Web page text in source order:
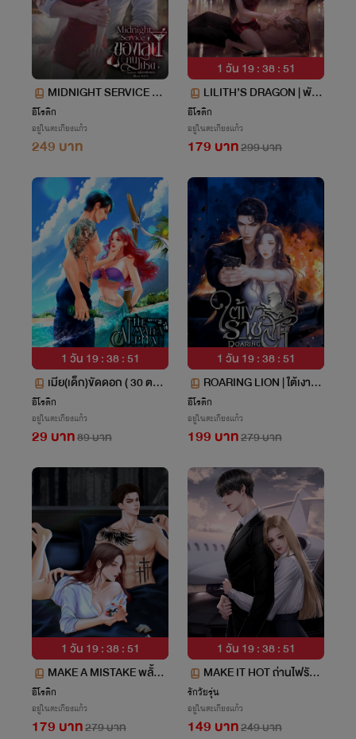
MIDNIGHT SERVICE ขอ
งเล่นคนโปรด
อีโรติก
อยู่ในตะเกียงแก้ว
249 บาท
1 วัน 19 : 38 : 50
LILITH’S DRAGON | พัน
ธะสวาทมังกร
อีโรติก
อยู่ในตะเกียงแก้ว
179 บาท299 บาท
1 วัน 19 : 38 : 50
เมีย(เด็ก)ขัดดอก ( 30 ตอน
/ภาพประกอบสีทั้งเล่ม)
อีโรติก
อยู่ในตะเกียงแก้ว
29 บาท89 บาท
1 วัน 19 : 38 : 50
ROARING LION | ใต้เงารา
ชสีห์
อีโรติก
อยู่ในตะเกียงแก้ว
199 บาท279 บาท
1 วัน 19 : 38 : 50
MAKE A MISTAKE พลั้งพ
ลาดรัก (ซื้อผ่านเว็บถูกกว่
า)
อีโรติก
อยู่ในตะเกียงแก้ว
179 บาท279 บาท
1 วัน 19 : 38 : 50
MAKE IT HOT ถ่านไฟรัก |
ไพลอท
รักวัยรุ่น
อยู่ในตะเกียงแก้ว
149 บาท249 บาท